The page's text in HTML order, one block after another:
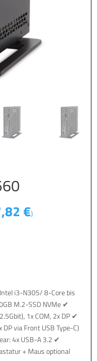
€)
i3-N305/ 8-Core bis
M.2-SSD NVMe ✔
1x COM, 2x DP ✔
via Front USB Type-C)
4x USB-A 3.2 ✔
+ Maus optional